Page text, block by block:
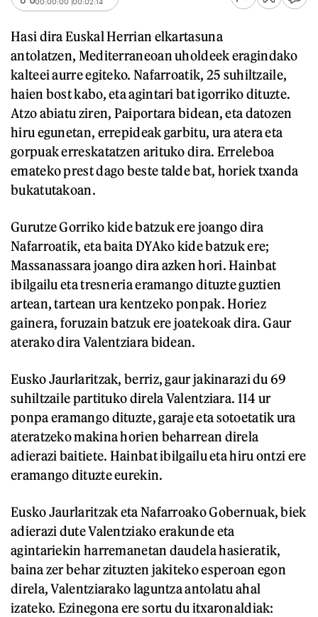
Hasi dira Euskal Herrian elkartasuna
antolatzen, Mediterraneoan uholdeek eragindako
kalteei aurre egiteko. Nafarroatik, 25 suhiltzaile,
haien bost kabo, eta agintari bat igorriko dituzte.
Atzo abiatu ziren, Paiportara bidean, eta datozen
hiru egunetan, errepideak garbitu, ura atera eta
gorpuak erreskatatzen arituko dira. Erreleboa
emateko prest dago beste talde bat, horiek txanda
bukatutakoan.
Gurutze Gorriko kide batzuk ere joango dira
Nafarroatik, eta baita DYAko kide batzuk ere;
Massanassara joango dira azken hori. Hainbat
ibilgailu eta tresneria eramango dituzte guztien
artean, tartean ura kentzeko ponpak. Horiez
gainera, foruzain batzuk ere joatekoak dira. Gaur
aterako dira Valentziara bidean.
Eusko Jaurlaritzak, berriz, gaur jakinarazi du 69
suhiltzaile partituko direla Valentziara. 114 ur
ponpa eramango dituzte, garaje eta sotoetatik ura
ateratzeko makina horien beharrean direla
adierazi baitiete. Hainbat ibilgailu eta hiru ontzi ere
eramango dituzte eurekin.
Eusko Jaurlaritzak eta Nafarroako Gobernuak, biek
adierazi dute Valentziako erakunde eta
agintariekin harremanetan daudela hasieratik,
baina zer behar zituzten jakiteko esperoan egon
direla, Valentziarako laguntza antolatu ahal
izateko. Ezinegona ere sortu du itxaronaldiak: